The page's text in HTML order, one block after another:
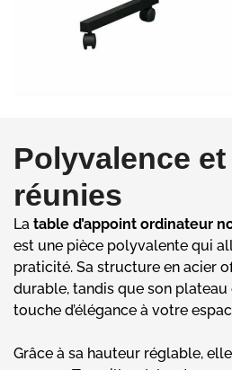
Polyvalence
réunies
La table d’appoint ordinateur
est une pièce polyvalente qui
praticité. Sa structure en acier
durable, tandis que son
touche d’élégance à votre
Grâce à sa hauteur réglable,